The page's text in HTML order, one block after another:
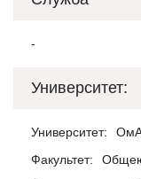
-
Университет:
Университет:
Факультет: